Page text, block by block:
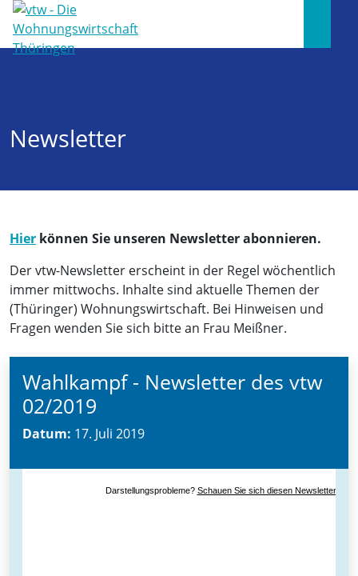
Newsletter
Hier können Sie unseren Newsletter abonnieren.
Der vtw-Newsletter erscheint in der Regel wöchentlich
immer mittwochs. Inhalte sind aktuelle Themen der
(Thüringer) Wohnungswirtschaft. Bei Hinweisen und
Fragen wenden Sie sich bitte an Frau Meißner.
Wahlkampf - Newsletter des vtw
02/2019
Datum: 17. Juli 2019